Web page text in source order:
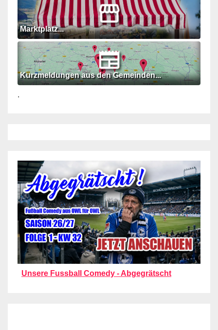
Marktplatz...
Kurzmeldungen aus den Gemeinden...
.
Unsere Fussball Comedy - Abgegrätscht